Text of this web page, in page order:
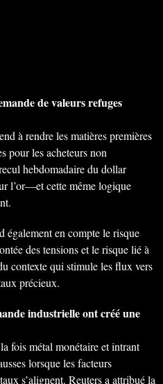
de valeurs refuges
à rendre les matières premières
pour les acheteurs non
hebdomadaire du dollar
l’or—et cette même logique
également en compte le risque
des tensions et le risque lié à
contexte qui stimule les flux vers
précieux.
industrielle ont créé une
fois métal monétaire et intrant
lorsque les facteurs
s’alignent. Reuters a attribué la